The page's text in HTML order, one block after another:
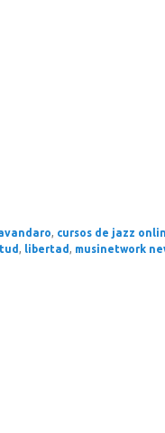
, cursos de jazz
, libertad, musinetwork